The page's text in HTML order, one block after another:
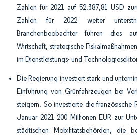
Zahlen für 2021 auf 52.387,81 USD
Zahlen für 2022 weiter
Branchenbeobachter führen dies
Wirtschaft, strategische
im Dienstleistungs- und
Die Regierung investiert stark und
Einführung von Grünfahrzeugen bei
steigern. So investierte die französische
Januar 2021 200 Millionen EUR zur
städtischen Mobilitätsbehörden, die